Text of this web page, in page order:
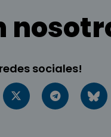
sociales!